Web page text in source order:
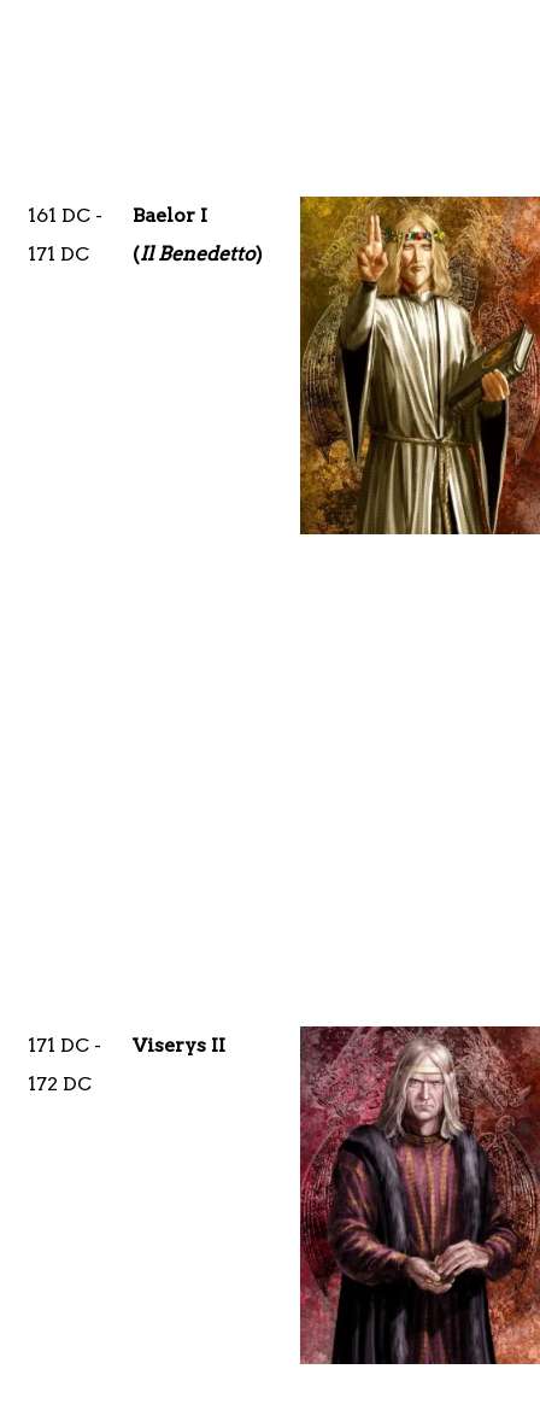
161 DC -
171 DC
Baelor I
(Il Benedetto)
171 DC -
172 DC
Viserys II